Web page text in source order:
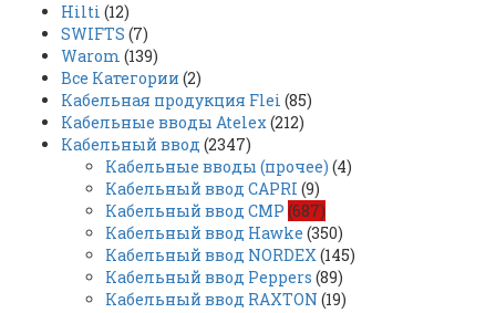
Hilti (12)
SWIFTS (7)
Warom (139)
Все Категории (2)
Кабельная продукция Flei (85)
Кабельные вводы Atelex(212)
Кабельный ввод (2347)
Кабельные вводы (прочее) (4)
Кабельный ввод CAPRI (9)
Кабельный ввод CMP (687)
Кабельный ввод Hawke (350)
Кабельный ввод NORDEX(145)
Кабельный ввод Peppers (89)
Кабельный ввод RAXTON (19)